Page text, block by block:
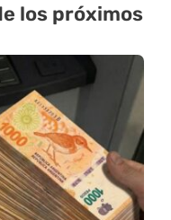
los próximos